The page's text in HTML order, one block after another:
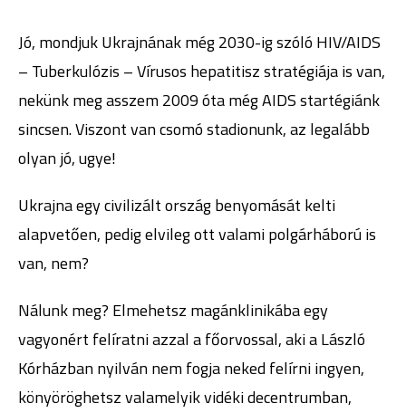
Jó, mondjuk Ukrajnának még 2030-ig szóló HIV/AIDS
– Tuberkulózis – Vírusos hepatitisz stratégiája is van,
nekünk meg asszem 2009 óta még AIDS startégiánk
sincsen. Viszont van csomó stadionunk, az legalább
olyan jó, ugye!
Ukrajna egy civilizált ország benyomását kelti
alapvetően, pedig elvileg ott valami polgárháború is
van, nem?
Nálunk meg? Elmehetsz magánklinikába egy
vagyonért felíratni azzal a főorvossal, aki a László
Kórházban nyilván nem fogja neked felírni ingyen,
könyöröghetsz valamelyik vidéki decentrumban,